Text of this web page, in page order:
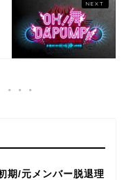
期/元メンバー脱退理